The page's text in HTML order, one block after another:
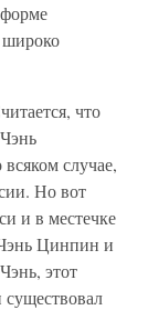
что
случае,
Но вот
и в местечке
Цинпин и
этот